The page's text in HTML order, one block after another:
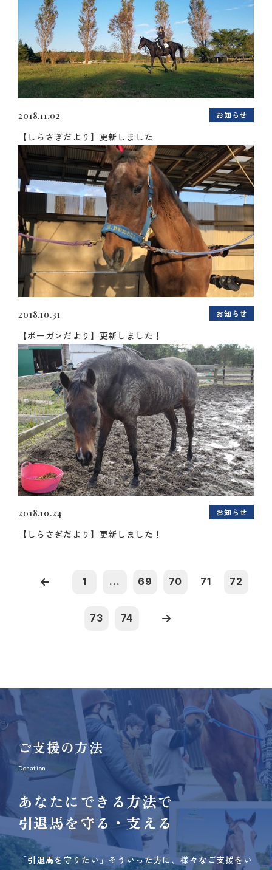
2018.11.02 お知らせ
【しらさぎだより】更新しました
2018.10.31 お知らせ
【ボーガンだより】更新しました！
2018.10.24 お知らせ
【しらさぎだより】更新しました！
1 ... 69 70 71 72
73 74
ご支援の方法
Donation
あなたにできる方法で
引退馬を守る・支える
「引退馬を守りたい」そういった方に、様々なご支援をい